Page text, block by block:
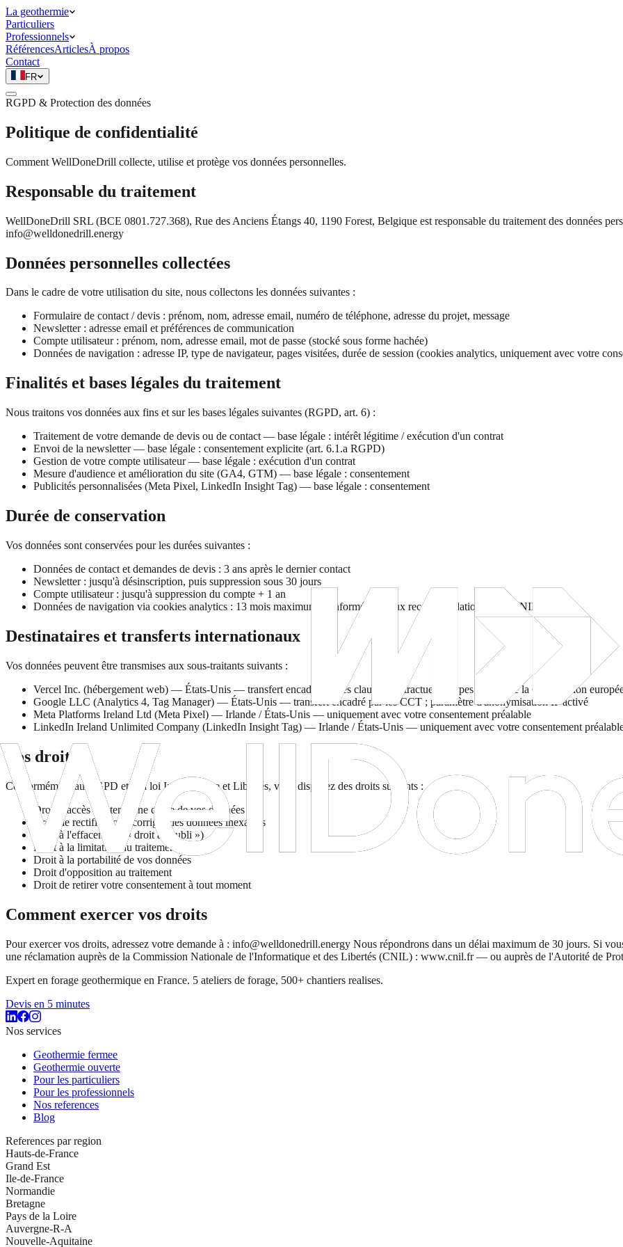
La geothermie
Particuliers
Professionnels
RéférencesArticlesÀ propos
Contact
FR
RGPD & Protection des données
Politique de confidentialité
Comment WellDoneDrill collecte, utilise et protège vos données personnelles.
Responsable du traitement
WellDoneDrill SRL (BCE 0801.727.368), Rue des Anciens Étangs 40, 1190 Forest, Belgique est responsable du traitement des données
info@welldonedrill.energy
Données personnelles collectées
Dans le cadre de votre utilisation du site, nous collectons les données suivantes :
Formulaire de contact / devis : prénom, nom, adresse email, numéro de téléphone, adresse du projet, message
Newsletter : adresse email et préférences de communication
Compte utilisateur : prénom, nom, adresse email, mot de passe (stocké sous forme hachée)
Données de navigation : adresse IP, type de navigateur, pages visitées, durée de session (cookies analytics, uniquement avec votre
Finalités et bases légales du traitement
Nous traitons vos données aux fins et sur les bases légales suivantes (RGPD, art. 6) :
Traitement de votre demande de devis ou de contact — base légale : intérêt légitime / exécution d'un contrat
Envoi de la newsletter — base légale : consentement explicite (art. 6.1.a RGPD)
Gestion de votre compte utilisateur — base légale : exécution d'un contrat
Mesure d'audience et amélioration du site (GA4, GTM) — base légale : consentement
Publicités personnalisées (Meta Pixel, LinkedIn Insight Tag) — base légale : consentement
Durée de conservation
Vos données sont conservées pour les durées suivantes :
Données de contact et demandes de devis : 3 ans après le dernier contact
Newsletter : jusqu'à désinscription, puis suppression sous 30 jours
Compte utilisateur : jusqu'à suppression du compte + 1 an
Données de navigation via cookies analytics : 13 mois maximum (conformément aux recommandations de la CNIL)
Destinataires et transferts internationaux
Vos données peuvent être transmises aux sous-traitants suivants :
Vercel Inc. (hébergement web) — États-Unis — transfert encadré par les clauses contractuelles types (CCT) de la Commission
Google LLC (Analytics 4, Tag Manager) — États-Unis — transfert encadré par les CCT ; paramètre d'anonymisation IP activé
Meta Platforms Ireland Ltd (Meta Pixel) — Irlande / États-Unis — uniquement avec votre consentement préalable
LinkedIn Ireland Unlimited Company (LinkedIn Insight Tag) — Irlande / États-Unis — uniquement avec votre consentement
Vos droits
Conformément au RGPD et à la loi Informatique et Libertés, vous disposez des droits suivants :
Droit d'accès : obtenir une copie de vos données
Droit de rectification : corriger des données inexactes
Droit à l'effacement (« droit à l'oubli »)
Droit à la limitation du traitement
Droit à la portabilité de vos données
Droit d'opposition au traitement
Droit de retirer votre consentement à tout moment
Comment exercer vos droits
Pour exercer vos droits, adressez votre demande à : info@welldonedrill.energy Nous répondrons dans un délai maximum de 30 jours. Si
une réclamation auprès de la Commission Nationale de l'Informatique et des Libertés (CNIL) : www.cnil.fr — ou auprès de l'Autorité de
Expert en forage geothermique en France. 5 ateliers de forage, 500+ chantiers realises.
Devis en 5 minutes
Nos services
Geothermie fermee
Geothermie ouverte
Pour les particuliers
Pour les professionnels
Nos references
Blog
References par region
Hauts-de-France
Grand Est
Ile-de-France
Normandie
Bretagne
Pays de la Loire
Auvergne-R-A
Nouvelle-Aquitaine